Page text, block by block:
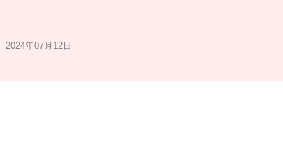
2024年07月12日